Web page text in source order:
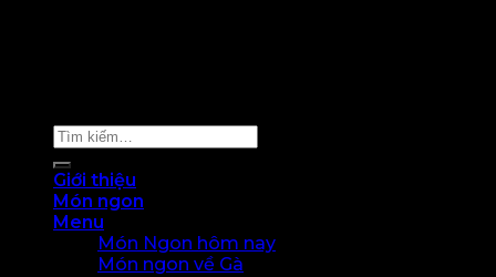
Tìm
kiếm:
Giới thiệu
Món ngon
Menu
Món Ngon hôm nay
Món ngon về Gà